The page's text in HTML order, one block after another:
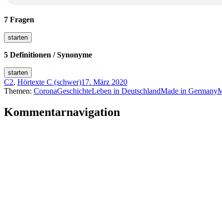
7 Fragen
5 Definitionen / Synonyme
C2, Hörtexte C (schwer)17. März 2020
Themen: CoronaGeschichteLeben in DeutschlandMade in Germany
Kommentarnavigation